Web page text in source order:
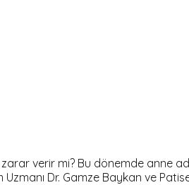
verir mi? Bu dönemde anne
Dr. Gamze Baykan ve